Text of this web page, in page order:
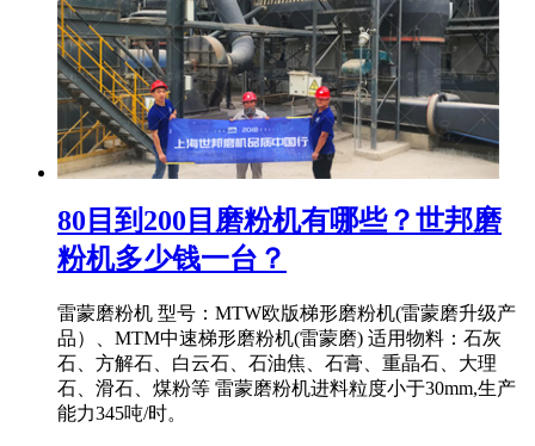
80目到200目磨粉机有哪些？世邦磨
粉机多少钱一台？
雷蒙磨粉机 型号：MTW欧版梯形磨粉机(雷蒙磨升级产
品）、MTM中速梯形磨粉机(雷蒙磨) 适用物料：石灰
石、方解石、白云石、石油焦、石膏、重晶石、大理
石、滑石、煤粉等 雷蒙磨粉机进料粒度小于30mm,生产
能力345吨/时。